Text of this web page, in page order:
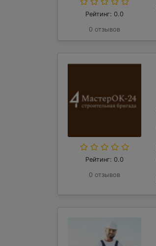
Рейтинг: 0.0
0 отзывов
Рейтинг: 0.0
0 отзывов